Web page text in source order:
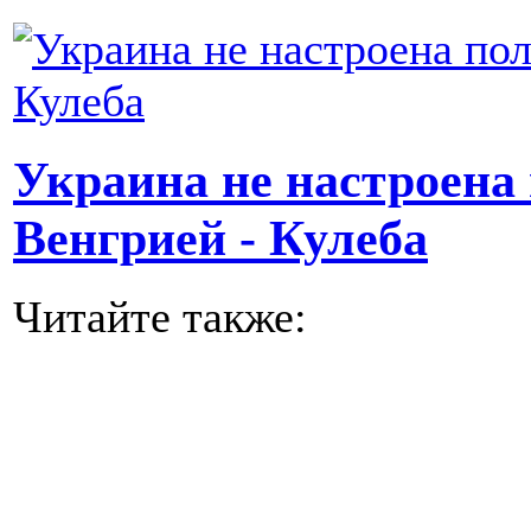
Украина не
Венгрией - Кулеба
Читайте также: